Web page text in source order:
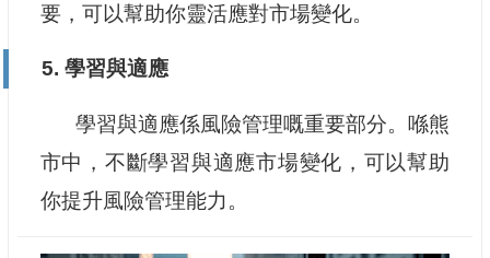
要，可以幫助你靈活應對市場變化。
5. 學習與適應
學習與適應係風險管理嘅重要部分。喺熊
市中，不斷學習與適應市場變化，可以幫助
你提升風險管理能力。